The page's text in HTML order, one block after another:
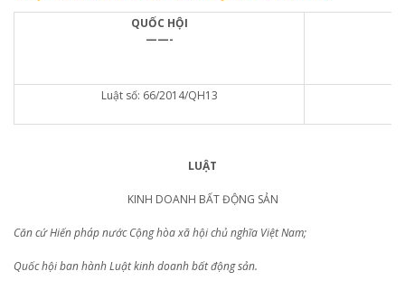
QUỐC HỘI
——-
Luật số: 66/2014/QH13
LUẬT
KINH DOANH BẤT ĐỘNG SẢN
Căn cứHiến pháp nước Cộng hòa xã hội chủ nghĩa Việt Nam;
Quốc hội ban hành Luật kinh doanh bất động sản.